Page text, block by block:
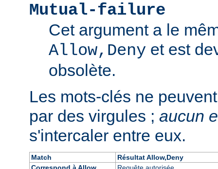
Mutual-failure
Cet argument a le
Allow,Deny et est
obsolète.
Les mots-clés ne
par des virgules ; aucun
s'intercaler entre eux.
Match
Résultat Allow,Deny
Correspond à Allow
Requête autorisée